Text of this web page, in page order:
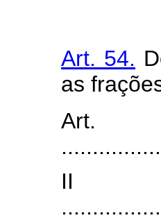
Art. 54.
as